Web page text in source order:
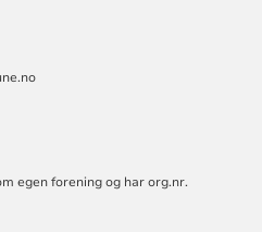
egen forening og har org.nr.